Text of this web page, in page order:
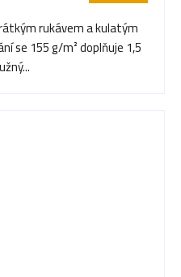
rukávem a kulatým
se 155 g/m² doplňuje 1,5